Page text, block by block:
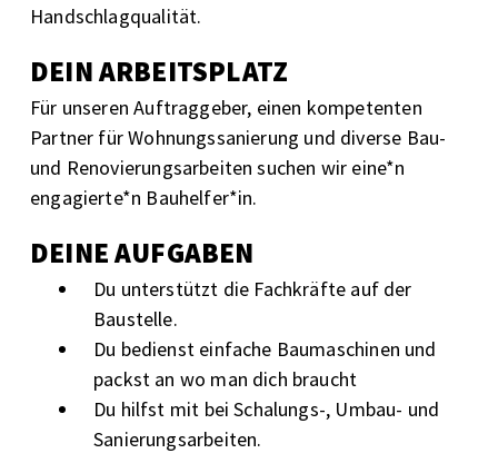
Handschlagqualität.
DEIN ARBEITSPLATZ
Für unseren Auftraggeber, einen kompetenten
Partner für Wohnungssanierung und diverse Bau-
und Renovierungsarbeiten suchen wir eine*n
engagierte*n Bauhelfer*in.
DEINE AUFGABEN
Du unterstützt die Fachkräfte auf der
Baustelle.
Du bedienst einfache Baumaschinen und
packst an wo man dich braucht
Du hilfst mit bei Schalungs-, Umbau- und
Sanierungsarbeiten.